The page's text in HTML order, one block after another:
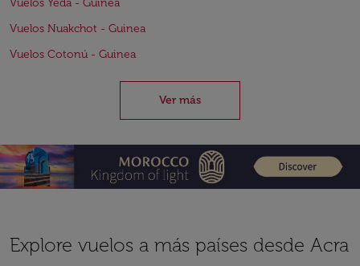
Vuelos Yeda - Guinea
Vuelos Nuakchot - Guinea
Vuelos Cotonú - Guinea
Ver más
Explore vuelos a más países desde Acra